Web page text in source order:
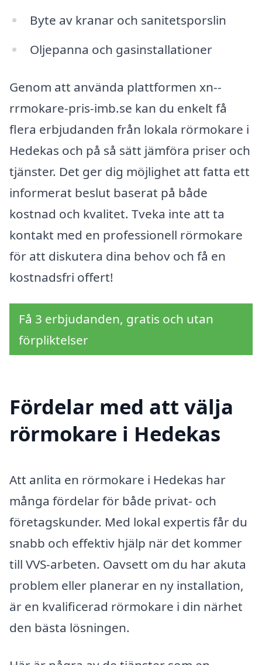
Byte av kranar och sanitetsporslin
Oljepanna och gasinstallationer
Genom att använda plattformen xn--
rrmokare-pris-imb.se kan du enkelt få
flera erbjudanden från lokala rörmokare i
Hedekas och på så sätt jämföra priser och
tjänster. Det ger dig möjlighet att fatta ett
informerat beslut baserat på både
kostnad och kvalitet. Tveka inte att ta
kontakt med en professionell rörmokare
för att diskutera dina behov och få en
kostnadsfri offert!
Få 3 erbjudanden, gratis och utan
förpliktelser
Fördelar med att välja
rörmokare i Hedekas
Att anlita en rörmokare i Hedekas har
många fördelar för både privat- och
företagskunder. Med lokal expertis får du
snabb och effektiv hjälp när det kommer
till VVS-arbeten. Oavsett om du har akuta
problem eller planerar en ny installation,
är en kvalificerad rörmokare i din närhet
den bästa lösningen.